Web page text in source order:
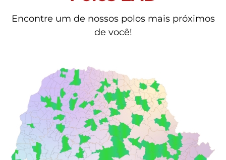
Encontre um de nossos polos mais próximos
de você!